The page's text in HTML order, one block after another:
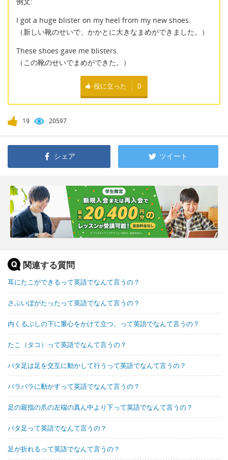
I got a huge blister on my heel from my new shoes.
（新しい靴のせいで、かかとに大きなまめができました。）
These shoes gave me blisters.
（この靴のせいでまめができた。）
役に立った 0
19 20597
シェア ツイート
関連する質問
耳にたこができるって英語でなんて言うの？
さぶいぼがたったって英語でなんて言うの？
内くるぶしの下に重心をかけて立つ。って英語でなんて言うの？
たこ（タコ）って英語でなんて言うの？
バタ足は足を交互に動かして行うって英語でなんて言うの？
バラバラに動かすって英語でなんて言うの？
足の親指の爪の左端の真ん中より下って英語でなんて言うの？
バタ足って英語でなんて言うの？
足が折れるって英語でなんて言うの？